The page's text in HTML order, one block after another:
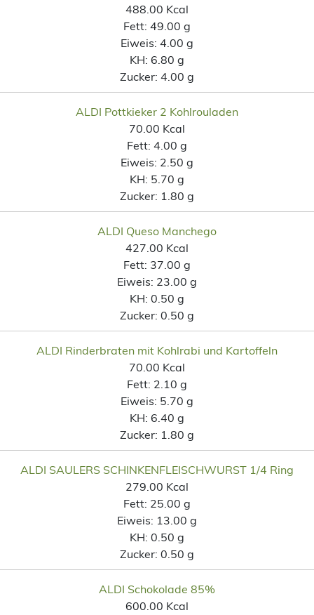
488.00 Kcal
Fett: 49.00 g
Eiweis: 4.00 g
KH: 6.80 g
Zucker: 4.00 g
ALDI Pottkieker 2 Kohlrouladen
70.00 Kcal
Fett: 4.00 g
Eiweis: 2.50 g
KH: 5.70 g
Zucker: 1.80 g
ALDI Queso Manchego
427.00 Kcal
Fett: 37.00 g
Eiweis: 23.00 g
KH: 0.50 g
Zucker: 0.50 g
ALDI Rinderbraten mit Kohlrabi und Kartoffeln
70.00 Kcal
Fett: 2.10 g
Eiweis: 5.70 g
KH: 6.40 g
Zucker: 1.80 g
ALDI SAULERS SCHINKENFLEISCHWURST 1/4 Ring
279.00 Kcal
Fett: 25.00 g
Eiweis: 13.00 g
KH: 0.50 g
Zucker: 0.50 g
ALDI Schokolade 85%
600.00 Kcal